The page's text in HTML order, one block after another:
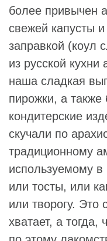
более привычен
свежей капусты
заправкой (коул
из русской
наша сладкая
пирожки, а
кондитерские
скучали по
традиционному
используемому в
или тосты, или
или творогу. Это
хватает, а тогда,